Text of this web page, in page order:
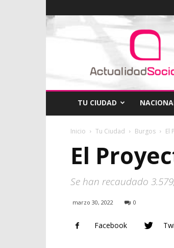
ActualidadSocial
TU CIUDAD
Inicio Tu Ciudad Burgos El
El
Se han recaudado
marzo 30, 2022 0
Facebook